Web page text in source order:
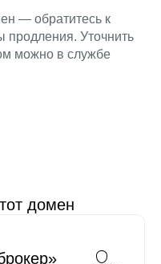
— обратитесь к
продления. Уточнить
можно в службе
домен